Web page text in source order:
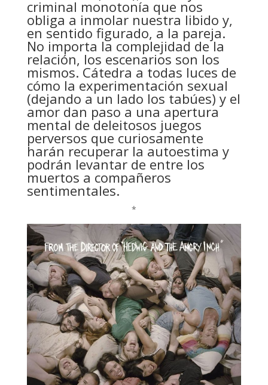
criminal monotonía que nos
obliga a inmolar nuestra libido y,
en sentido figurado, a la pareja.
No importa la complejidad de la
relación, los escenarios son los
mismos. Cátedra a todas luces de
cómo la experimentación sexual
(dejando a un lado los tabúes) y el
amor dan paso a una apertura
mental de deleitosos juegos
perversos que curiosamente
harán recuperar la autoestima y
podrán levantar de entre los
muertos a compañeros
sentimentales.
*